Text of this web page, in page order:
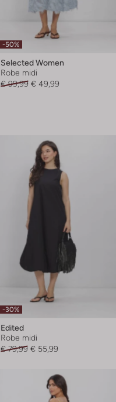
-50%
Selected Women
Robe midi
€ 99,99 € 49,99
-30%
Edited
Robe midi
€ 79,99 € 55,99